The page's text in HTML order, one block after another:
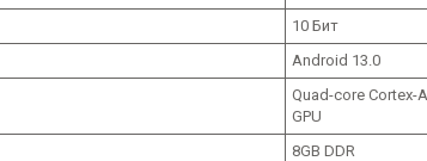
10 Бит
Android 13.0
Quad-core Cortex-
GPU
8GB DDR